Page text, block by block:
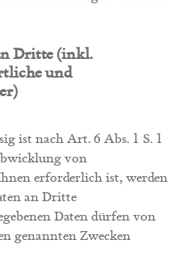
Dritte (inkl.
und
ist nach Art. 6 Abs. 1 S. 1
von
erforderlich ist, werden
an Dritte
Daten dürfen von
genannten Zwecken